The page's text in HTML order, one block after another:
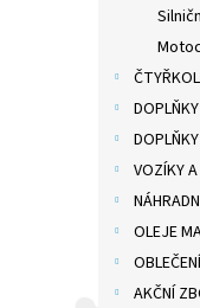
VOZÍKY
OLEJE
OBLEČENÍ
AKČNÍ